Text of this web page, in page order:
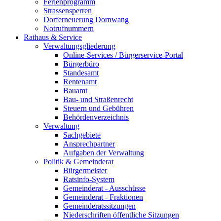
Ferienprogramm
Strassensperren
Dorferneuerung Dornwang
Notrufnummern
Rathaus & Service
Verwaltungsgliederung
Online-Services / Bürgerservice-Portal
Bürgerbüro
Standesamt
Rentenamt
Bauamt
Bau- und Straßenrecht
Steuern und Gebühren
Behördenverzeichnis
Verwaltung
Sachgebiete
Ansprechpartner
Aufgaben der Verwaltung
Politik & Gemeinderat
Bürgermeister
Ratsinfo-System
Gemeinderat - Ausschüsse
Gemeinderat - Fraktionen
Gemeinderatssitzungen
Niederschriften öffentliche Sitzungen